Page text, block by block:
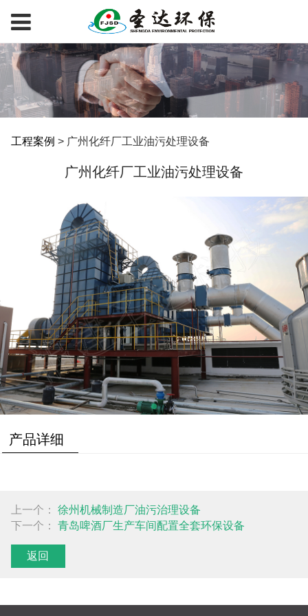
广州化纤厂工业油污处
理设备
工程案例 > 广州化纤厂工业油污处理设备
广州化纤厂工业油污处理设备
产品详细
上一个： 徐州机械制造厂油污治理设备
下一个： 青岛啤酒厂生产车间配置全套环保设备
返回